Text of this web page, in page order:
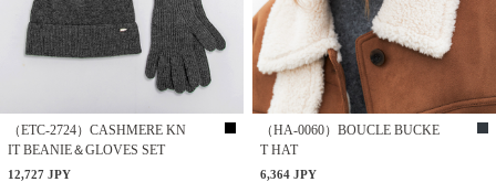
（ETC-2724）CASHMERE KN
IT BEANIE＆GLOVES SET
12,727 JPY
（HA-0060）BOUCLE BUCKE
T HAT
6,364 JPY